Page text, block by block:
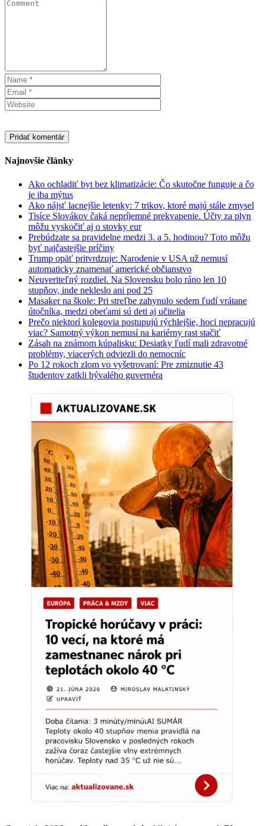
Najnovšie články
Ako ochladiť byt bez klimatizácie: Čo skutočne funguje a čo
je iba mýtus
Ako nájsť lacnejšie letenky: 7 trikov, ktoré majú stále zmysel
Tisíce Slovákov čaká nepríjemné prekvapenie. Účty za plyn
môžu vyskočiť aj o stovky eur
Prebúdzate sa pravidelne medzi 3. a 5. hodinou? Toto môžu
byť najčastejšie príčiny
Trump opäť pritvrdzuje: Narodenie v USA už nemusí
automaticky znamenať americké občianstvo
Neuveriteľný rozdiel. Na Slovensku bolo ráno len 10
stupňov, inde nekleslo ani pod 25
Masaker na škole: Pri streľbe zahynulo sedem ľudí vrátane
útočníka, medzi obeťami sú deti aj učitelia
Prečo niektorí kolegovia postupujú rýchlejšie, hoci nepracujú
viac? Samotný výkon nemusí na kariérny rast stačiť
Zásah na známom kúpalisku: Desiatky ľudí mali zdravotné
problémy, viacerých odviezli do nemocníc
Po 12 rokoch zlom vo vyšetrovaní: Pre zmiznutie 43
študentov zatkli bývalého guvernéra